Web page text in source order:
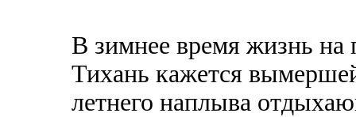
В зимнее время жизнь на
Тихань кажется
летнего наплыва